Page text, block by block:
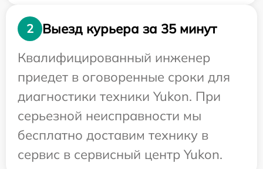
2
Выезд курьера за 35 минут
Квалифицированный инженер
приедет в оговоренные сроки для
диагностики техники Yukon. При
серьезной неисправности мы
бесплатно доставим технику в
сервис в сервисный центр Yukon.